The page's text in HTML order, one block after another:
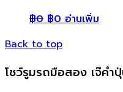
฿0 ฿0 อ่านเพิ่ม
Back to top
โชว์รูมรถมือสอง เจ๊ค